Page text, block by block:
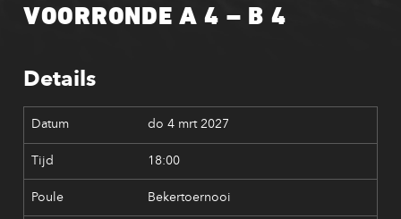
VOORRONDE A 4 – B 4
Details
do 4 mrt 2027
18:00
Bekertoernooi